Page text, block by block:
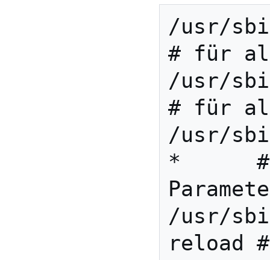
/usr/
# für
/usr/
# für
/usr/
*      #
/usr/
reload